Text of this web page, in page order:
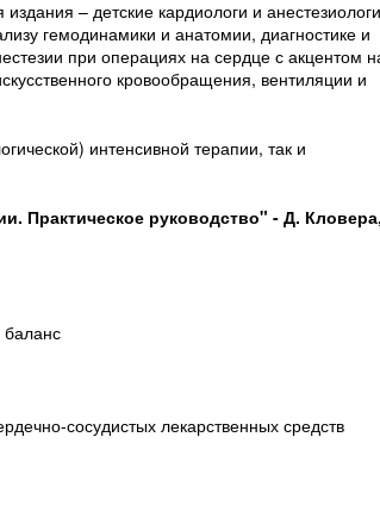
– детские кардиологи и
гемодинамики и анатомии, диагностике и
при операциях на сердце с акцентом
кровообращения, вентиляции и
интенсивной терапии, так и
Практическое руководство" - Д.
баланс
сосудистых лекарственных средств